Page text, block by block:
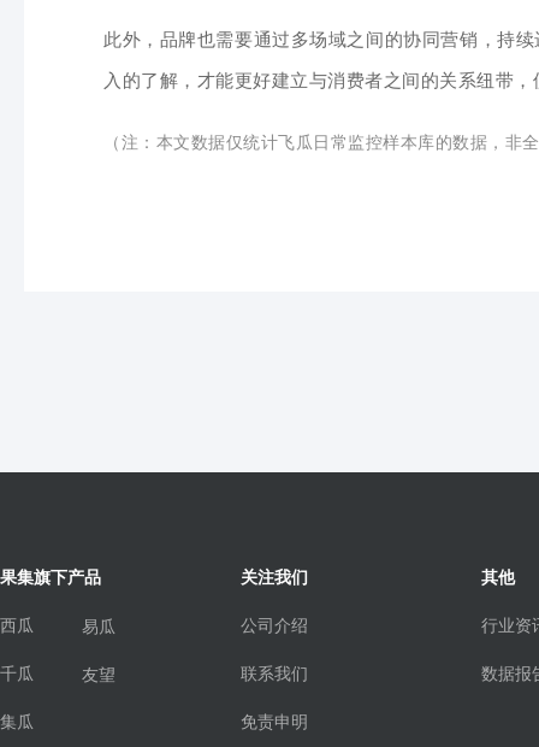
此外，品牌也需要通过多场域之间的协同营销，持
入的了解，才能更好建立与消费者之间的关系纽带
（注：本文数据仅统计飞瓜日常监控样本库的数据，非
果集旗下产品
西瓜
千瓜
集瓜
易瓜
友望
关注我们
公司介绍
联系我们
免责申明
其他
行业资
数据报